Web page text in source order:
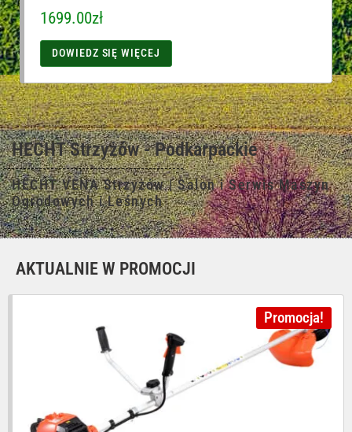
1699.00zł
DOWIEDZ SIĘ WIĘCEJ
HECHT Strzyżów - Podkarpackie
HECHT VENA Strzyżów | Salon i Serwis Maszyn
Ogrodowych i Leśnych
AKTUALNIE W PROMOCJI
Promocja!